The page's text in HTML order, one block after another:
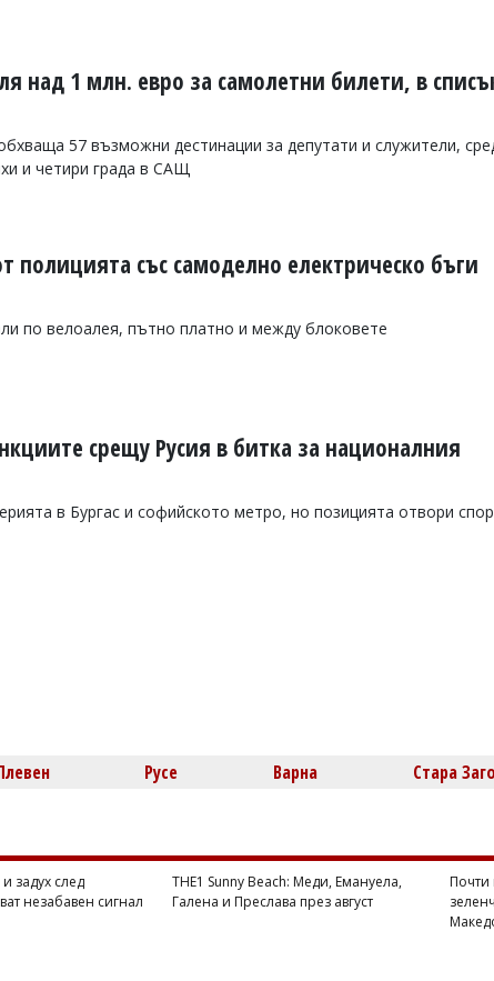
над 1 млн. евро за самолетни билети, в
57 възможни дестинации за депутати и служители,
и четири града в САЩ
полицията със самоделно електрическо бъги
по велоалея, пътно платно и между блоковете
срещу Русия в битка за националния
в Бургас и софийското метро, но позицията отвори
Русе Варна Стара
задух след
незабавен сигнал
THE1 Sunny Beach: Меди, Емануела,
Галена и Преслава през август
Почти